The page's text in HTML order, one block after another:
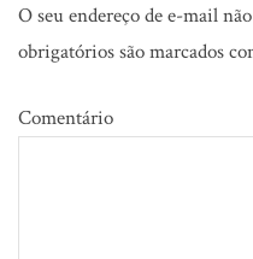
O seu endereço de e-mail
obrigatórios são marcados
Comentário